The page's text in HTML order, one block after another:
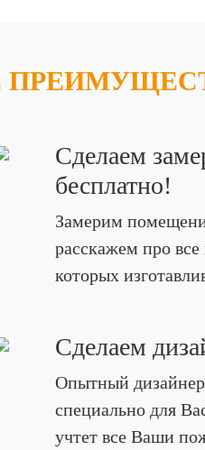
Сделаем
бесплатно!
Замерим
расскажем про
которых
Сделаем
Опытный дизайнер
специально для
учтет все Ваши